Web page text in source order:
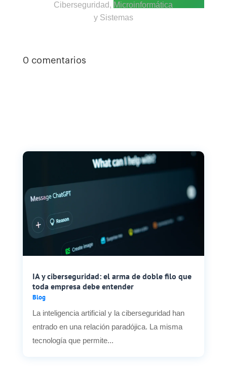
Ciberseguridad, Microinformática
y Sistemas
0 comentarios
IA y ciberseguridad: el arma de doble filo que
toda empresa debe entender
Blog
La inteligencia artificial y la ciberseguridad han
entrado en una relación paradójica. La misma
tecnología que permite...